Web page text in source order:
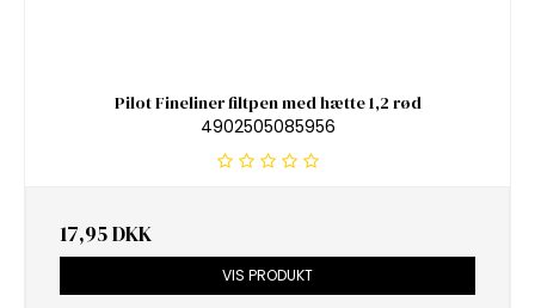
Pilot Fineliner filtpen med hætte 1,2 rød
4902505085956
17,95 DKK
VIS PRODUKT